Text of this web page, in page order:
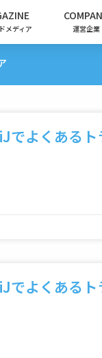
メディア 運営企業
よくあるト
よくある